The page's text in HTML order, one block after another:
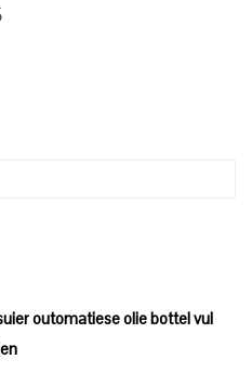
outomatiese olie bottel vul